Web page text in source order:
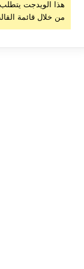
هذا الويدجت يتطلب
من خلال قائمة